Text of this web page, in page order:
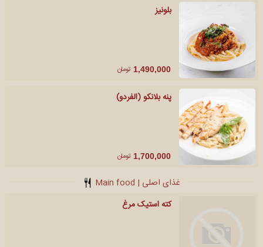
بلونیز
1,490,000 تومان
پنه بلانکو (الفردو)
1,700,000 تومان
غذای اصلی | Main food
کته استیک مرغ